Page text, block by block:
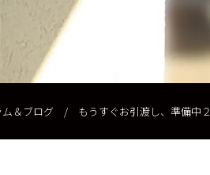
＆ブログ / もうすぐお引渡し、準備中２